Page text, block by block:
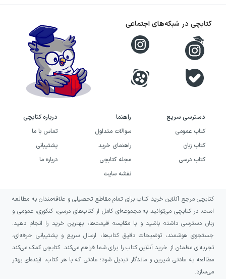
دسترسی سریع
کتاب عمومی
کتاب زبان
کتاب درسی
راهنما
سوالات متداول
راهنمای خرید
مجله کتابچی
نقشه سایت
درباره کتابچی
تماس با ما
پشتیبانی
درباره ما
کتابچی در شبکه‌های اجتماعی
کتابچی مرجع آنلاین خرید کتاب برای تمام مقاطع تحصیلی و علاقه‌مندان به مطالعه
است. در کتابچی می‌توانید به مجموعه‌ای کامل از کتاب‌های درسی، کنکوری، عمومی و
زبان دسترسی داشته باشید و با مقایسه قیمت‌ها، بهترین خرید را انجام دهید.
جستجوی هوشمند، توضیحات دقیق کتاب‌ها، ارسال سریع و پشتیبانی حرفه‌ای،
تجربه‌ای مطمئن از خرید آنلاین کتاب را برای شما فراهم می‌کند. کتابچی کمک می‌کند
مطالعه به عادتی شیرین و ماندگار تبدیل شود؛ عادتی که با هر کتاب، آینده‌ای بهتر
می‌سازد.